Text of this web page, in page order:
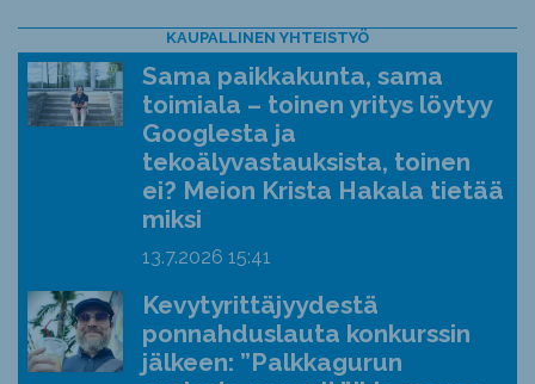
KAUPALLINEN YHTEISTYÖ
Sama paikkakunta, sama
toimiala – toinen yritys löytyy
Googlesta ja
tekoälyvastauksista, toinen
ei? Meion Krista Hakala tietää
miksi
13.7.2026 15:41
Kevytyrittäjyydestä
ponnahduslauta konkurssin
jälkeen: ”Palkkagurun